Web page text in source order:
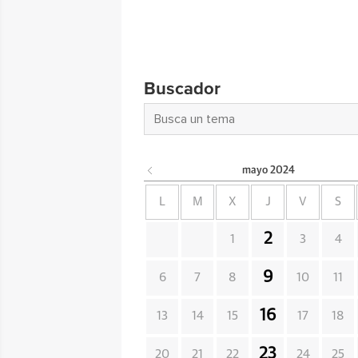
Buscador
mayo 2024
L M X J V S
1 2 3 4
6 7 8 9 10 11
13 14 15 16 17 18
20 21 22 23 24 25